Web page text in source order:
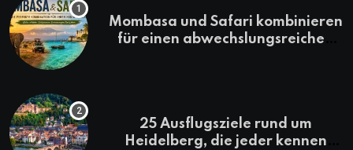
Mombasa und Safari kombinieren
für einen abwechslungsreichen
25 Ausflugsziele rund um
Heidelberg, die jeder kennen